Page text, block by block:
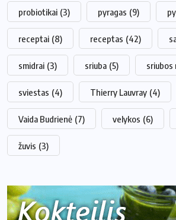
probiotikai (3) pyragas (9)
receptai (8) receptas (42)
smidrai (3) sriuba (5) sriubos
sviestas (4) Thierry Lauvray (4)
Vaida Budrienė (7) velykos (6)
žuvis (3)